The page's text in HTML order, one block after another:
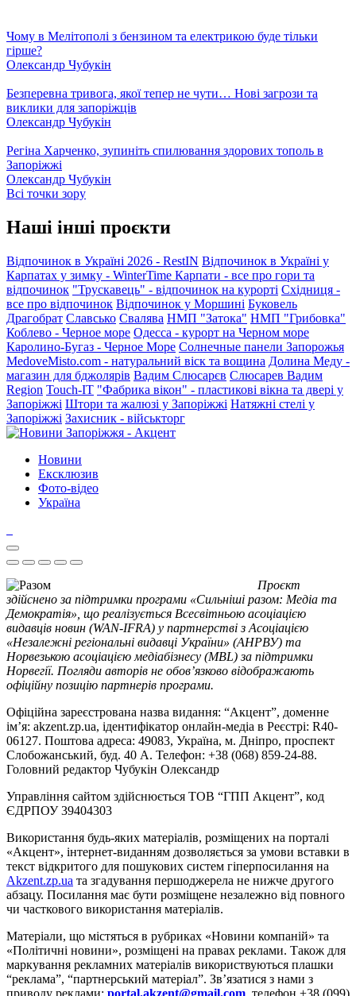
Чому в Мелітополі з бензином та електрикою буде тільки
гірше?
Олександр Чубукін
Безперевна тривога, якої тепер не чути… Нові загрози та
виклики для запоріжців
Олександр Чубукін
Регіна Харченко, зупиніть спилювання здорових тополь в
Запоріжжі
Олександр Чубукін
Всі точки зору
Наші інші проєкти
Відпочинок в Україні 2026 - RestIN Відпочинок в Україні у
Карпатах у зимку - WinterTime Карпати - все про гори та
відпочинок "Трускавець" - відпочинок на курорті Східниця -
все про відпочинок Відпочинок у Моршині Буковель
Драгобрат Славсько Свалява НМП "Затока" НМП "Грибовка"
Коблево - Черное море Одесса - курорт на Черном море
Каролино-Бугаз - Черное Море Солнечные панели Запорожья
MedoveMisto.com - натуральний віск та вощина Долина Меду -
магазин для бджолярів Вадим Слюсарєв Слюсарев Вадим
Region Touch-IT "Фабрика вікон" - пластикові вікна та двері у
Запоріжжі Штори та жалюзі у Запоріжжі Натяжні стелі у
Запоріжжі Захисник - військторг
Новини
Ексклюзив
Фото-відео
Україна
Проєкт
здійснено за підтримки програми «Сильніші разом: Медіа та
Демократія», що реалізується Всесвітньою асоціацією
видавців новин (WAN-IFRA) у партнерстві з Асоціацією
«Незалежні регіональні видавці України» (АНРВУ) та
Норвезькою асоціацією медіабізнесу (MBL) за підтримки
Норвегії. Погляди авторів не обов’язково відображають
офіційну позицію партнерів програми.
Офіційна зареєстрована назва видання: “Акцент”, доменне
ім’я: akzent.zp.ua, ідентифікатор онлайн-медіа в Реєстрі: R40-
06127. Поштова адреса: 49083, Україна, м. Дніпро, проспект
Слобожанський, буд. 40 А. Телефон: +38 (068) 859-24-88.
Головний редактор Чубукін Олександр
Управління сайтом здійснюється ТОВ “ГПП Акцент”, код
ЄДРПОУ 39404303
Використання будь-яких матеріалів, розміщених на порталі
«Акцент», інтернет-виданням дозволяється за умови вставки в
текст відкритого для пошукових систем гіперпосилання на
Akzent.zp.ua та згадування першоджерела не нижче другого
абзацу. Посилання має бути розміщене незалежно від повного
чи часткового використання матеріалів.
Матеріали, що містяться в рубриках «Новини компаній» та
«Політичні новини», розміщені на правах реклами. Також для
маркування рекламних матеріалів використвуються плашки
“реклама”, “партнерський матеріал”. Зв’язатися з нами з